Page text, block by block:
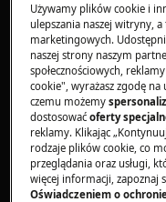
Przycisk
gotowania, a
czas w
Używamy plików cookie i
ulepszania naszej witryny,
marketingowych.
naszej strony naszym
społecznościowych,
cookie", wyrażasz zgodę
czemu możemy
dostosowaćoferty
reklamy. Klikając
rodzaje plików cookie, co
przeglądania oraz usługi,
więcej informacji, zapoznaj
Oświadczeniem o